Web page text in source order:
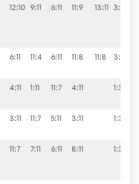
12:10 9:11 6:11 11:9 13:11 3:2
6:11 11:4 6:11 11:8 11:8 3:2
4:11 1:11 11:7 4:11 1:3
3:11 11:7 5:11 3:11 1:3
11:7 7:11 6:11 8:11 1:3